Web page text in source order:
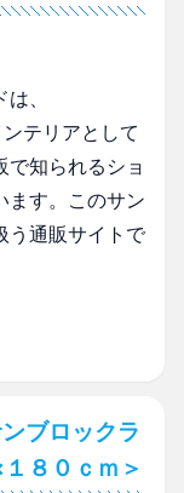
、
テリアとして
で知られるショ
ます。このサン
う通販サイトで
ブロックラ
８０ｃｍ＞